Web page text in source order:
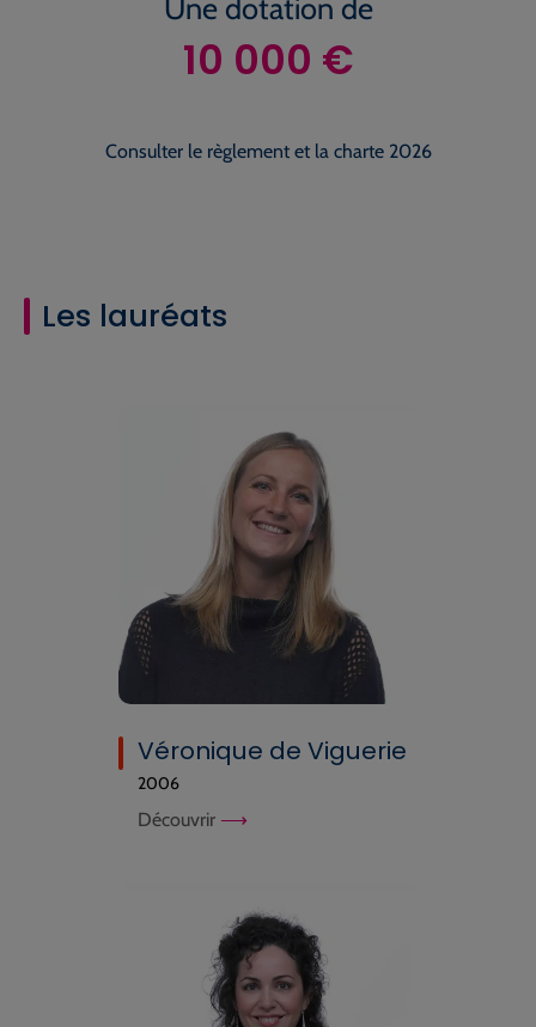
Une dotation de
10 000 €
Consulter le règlement et la charte 2026
Les lauréats
Véronique de Viguerie
2006
Découvrir